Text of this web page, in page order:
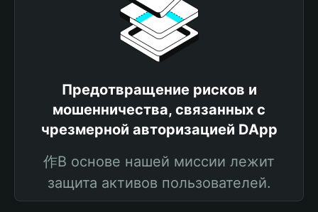
Предотвращение рисков и
мошенничества, связанных с
чрезмерной авторизацией DApp
作В основе нашей миссии лежит
защита активов пользователей.